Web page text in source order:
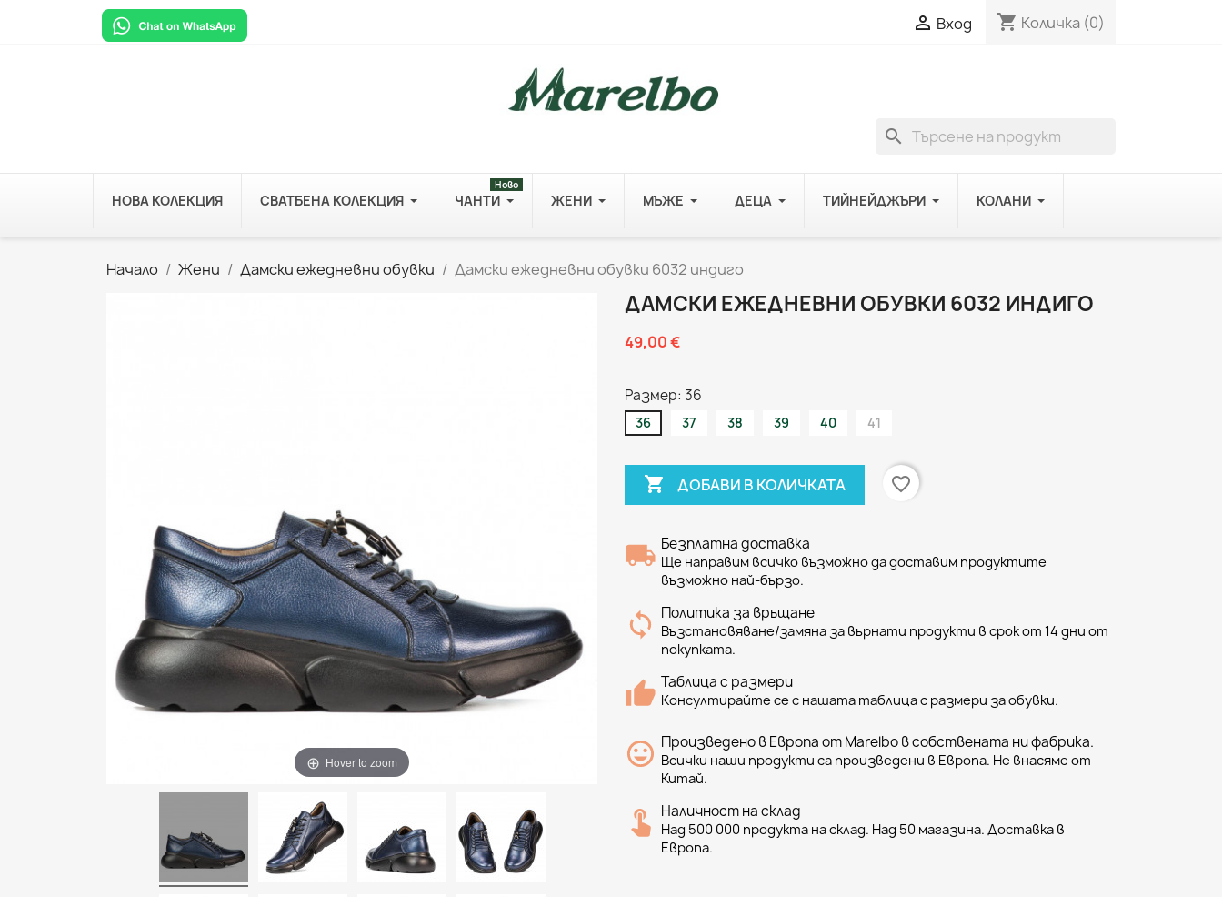
 Вход shopping_cart Количка (0)
search
НОВА КОЛЕКЦИЯ СВАТБЕНА КОЛЕКЦИЯ ЧАНТИ
Ново
ЖЕНИ МЪЖЕ ДЕЦА ТИЙНЕЙДЖЪРИ КОЛАНИ
Начало Жени Дамски ежедневни обувки Дамски ежедневни обувки 6032 индиго
Hover to zoom
ДАМСКИ ЕЖЕДНЕВНИ ОБУВКИ 6032 ИНДИГО
49,00 €
Размер: 36
36 37 38 39 40 41
 ДОБАВИ В КОЛИЧКАТА favorite_border
Безплатна доставка
Ще направим всичко възможно да доставим продуктите
възможно най-бързо.
Политика за връщане
Възстановяване/замяна за върнати продукти в срок от 14 дни от
покупката.
Таблица с размери
Консултирайте се с нашата таблица с размери за обувки.
Произведено в Европа от Marelbo в собствената ни фабрика.
Всички наши продукти са произведени в Европа. Не внасяме от
Китай.
Наличност на склад
Над 500 000 продукта на склад. Над 50 магазина. Доставка в
Европа.